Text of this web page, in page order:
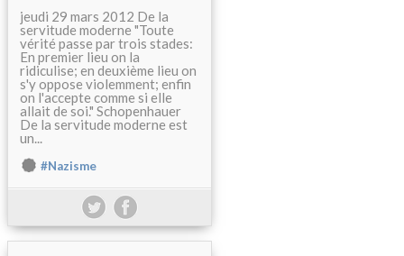
jeudi 29 mars 2012 De la
servitude moderne "Toute
vérité passe par trois stades:
En premier lieu on la
ridiculise; en deuxième lieu on
s'y oppose violemment; enfin
on l'accepte comme si elle
allait de soi." Schopenhauer
De la servitude moderne est
un...
#Nazisme